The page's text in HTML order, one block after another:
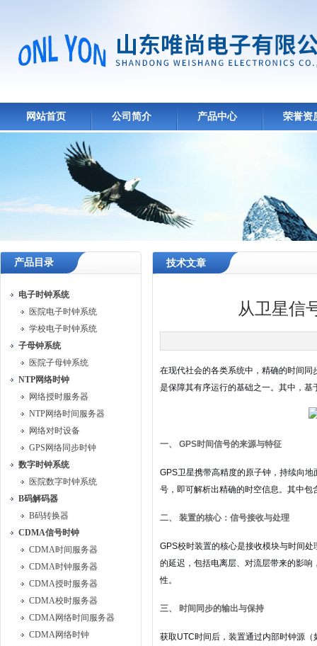
网站首页 公司简介 产品中心 荣誉资
产品目录
电子时钟系统
医院电子时钟系统
学校电子时钟系统
子母钟系统
医院子母钟系统
NTP网络时钟
网络授时服务器
NTP网络时间服务器
网络对时设备
GPS网络同步时钟
数字时钟系统
医院数字时钟系统
B码解码器
B码转换器
CDMA信号时钟
CDMA时间服务器
CDMA时钟服务器
CDMA授时服务器
CDMA校时服务器
CDMA网络时间服务器
CDMA网络时钟
技术文章
从卫星信
在现代社会的各类系统中，精确的时间
是保障其有序运行的基础之一。其中，
一、 GPS时间信号的来源与特征
GPS卫星携带高精度的原子钟，持续向
号，即可解析出精确的时空信息。其中
二、 装置的核心：信号接收与处理
GPS校时装置的核心是接收模块与时间
的延迟，包括电离层、对流层带来的影
性。
三、 时间同步的输出与保持
获取UTC时间后，装置通过内部时钟源